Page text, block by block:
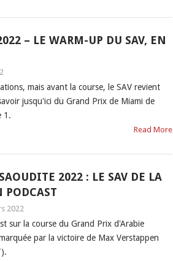
– LE WARM-UP DU SAV, EN
mais avant la course, le SAV revient
jusqu'ici du Grand Prix de Miami de
1.
Read More
2022 : LE SAV DE LA
PODCAST
2022
sur la course du Grand Prix d'Arabie
par la victoire de Max Verstappen